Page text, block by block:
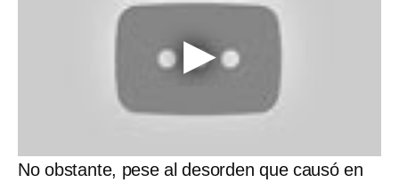
No obstante, pese al desorden que causó en